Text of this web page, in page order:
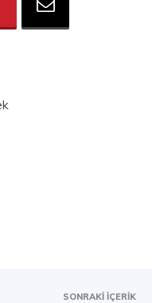
SONRAKI İÇERIK